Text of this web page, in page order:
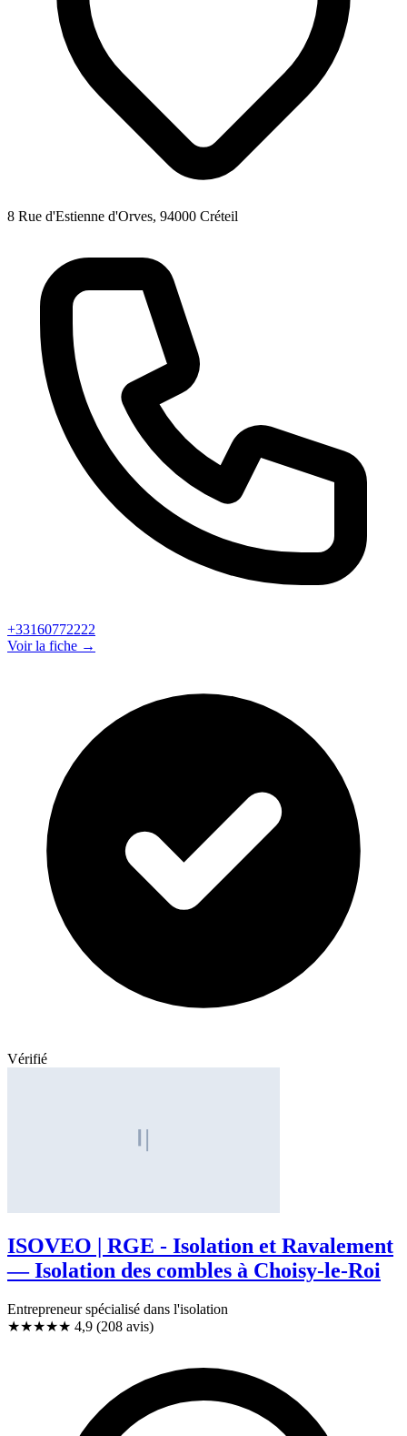
8 Rue d'Estienne d'Orves, 94000 Créteil
+33160772222
Voir la fiche →
Vérifié
ISOVEO | RGE - Isolation et Ravalement
— Isolation des combles à Choisy-le-Roi
Entrepreneur spécialisé dans l'isolation
★★★★★ 4,9 (208 avis)